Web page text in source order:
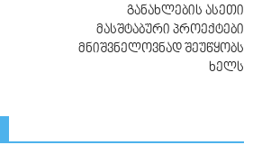
განახლების ასეთი
მასშტაბური პროექტები
მნიშვნელოვნად შეუწყობს
ხელს